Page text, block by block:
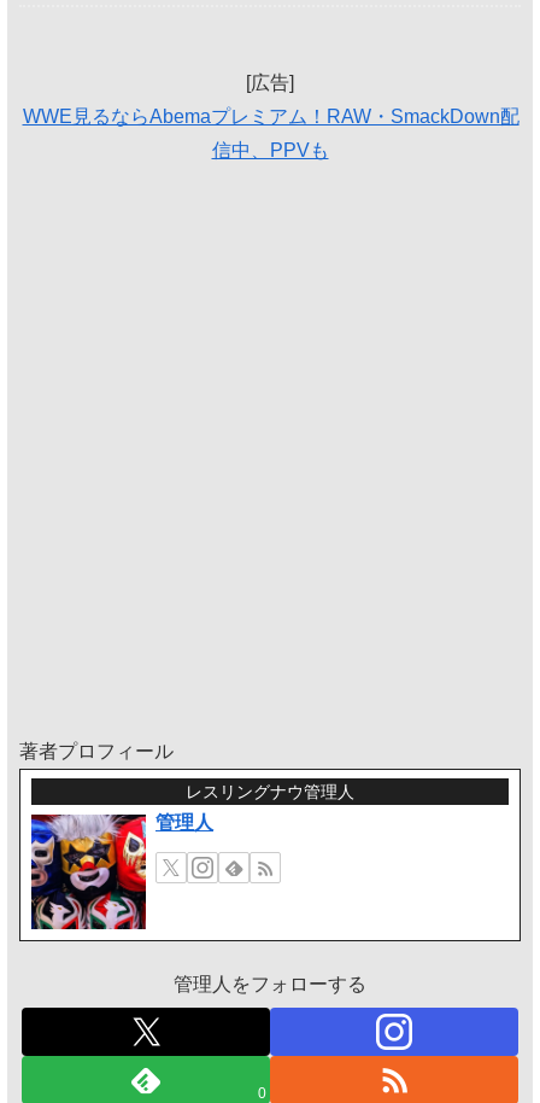
[広告]
WWE見るならAbemaプレミアム！RAW・SmackDown配
信中、PPVも
著者プロフィール
レスリングナウ管理人
管理人
管理人をフォローする
0